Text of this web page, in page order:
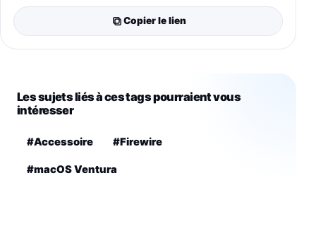
Copier le lien
Les sujets liés à ces tags pourraient vous
intéresser
#Accessoire #Firewire
#macOS Ventura